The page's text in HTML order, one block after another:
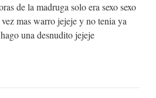
de la madruga solo era sexo sexo
vez mas warro jejeje y no tenia ya
una desnudito jejeje